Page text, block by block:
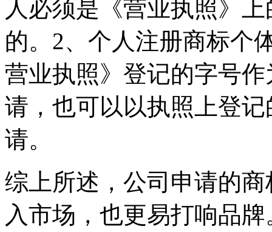
人必须是《营业执照》
的。2、个人注册商标个
营业执照》登记的字号
请，也可以以执照上登
请。
综上所述，公司申请的
入市场，也更易打响品